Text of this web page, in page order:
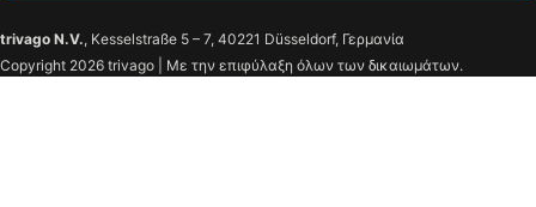
trivago N.V., Kesselstraße 5 – 7, 40221 Düsseldorf, Γερμανία
Copyright 2026 trivago | Με την επιφύλαξη όλων των δικαιωμάτων.